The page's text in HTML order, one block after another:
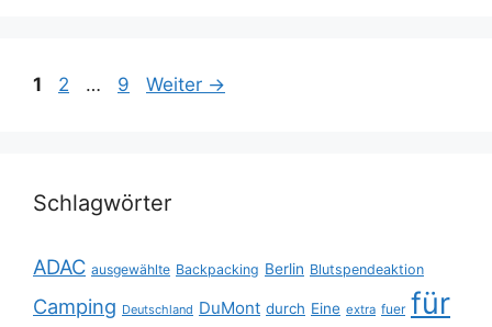
Seite
1 Seite
2 … Seite
9 Weiter →
Schlagwörter
ADAC ausgewählte Backpacking Berlin Blutspendeaktion
Camping Deutschland DuMont durch Eine extra fuer für